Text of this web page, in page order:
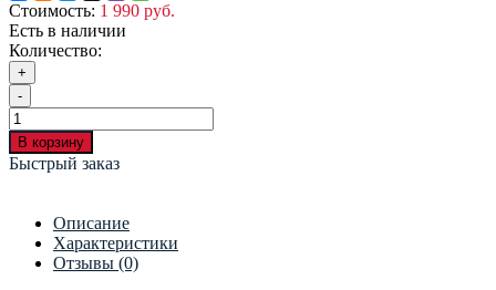
Стоимость: 1 990 руб.
Есть в наличии
Количество:
+
-
В корзину
Быстрый заказ
Описание
Характеристики
Отзывы (0)